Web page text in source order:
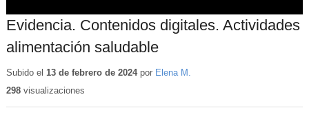
Evidencia. Contenidos digitales. Actividades
alimentación saludable
Subido el 13 de febrero de 2024por Elena M.
298visualizaciones